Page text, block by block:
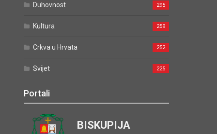
Duhovnost 295
Kultura 259
Crkva u Hrvata 252
Svijet 225
Portali
BISKUPIJA